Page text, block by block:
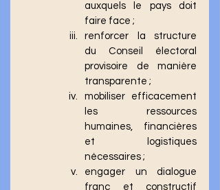
auxquels le pays doit
faire face ;
renforcer la structure
du Conseil électoral
provisoire de manière
transparente ;
mobiliser efficacement
les ressources
humaines, financières
et logistiques
nécessaires ;
engager un dialogue
franc et constructif